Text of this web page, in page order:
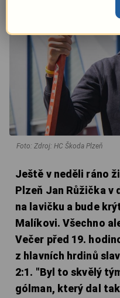
Foto: Zdroj: HC Škoda Plzeň
Ještě v neděli ráno
Plzeň Jan Růžička v
na lavičku a bude
Malíkovi. Všechno
Večer před 19.
z hlavních hrdinů
2:1. "Byl to skvělý
gólman, který dal